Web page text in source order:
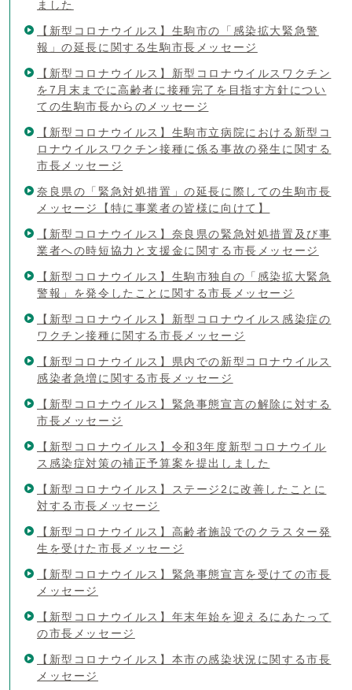
ました
【新型コロナウイルス】生駒市の「感染拡大緊急警
報」の延長に関する生駒市長メッセージ
【新型コロナウイルス】新型コロナウイルスワクチン
を7月末までに高齢者に接種完了を目指す方針につい
ての生駒市長からのメッセージ
【新型コロナウイルス】生駒市立病院における新型コ
ロナウイルスワクチン接種に係る事故の発生に関する
市長メッセージ
奈良県の「緊急対処措置」の延長に際しての生駒市長
メッセージ【特に事業者の皆様に向けて】
【新型コロナウイルス】奈良県の緊急対処措置及び事
業者への時短協力と支援金に関する市長メッセージ
【新型コロナウイルス】生駒市独自の「感染拡大緊急
警報」を発令したことに関する市長メッセージ
【新型コロナウイルス】新型コロナウイルス感染症の
ワクチン接種に関する市長メッセージ
【新型コロナウイルス】県内での新型コロナウイルス
感染者急増に関する市長メッセージ
【新型コロナウイルス】緊急事態宣言の解除に対する
市長メッセージ
【新型コロナウイルス】令和3年度新型コロナウイル
ス感染症対策の補正予算案を提出しました
【新型コロナウイルス】ステージ2に改善したことに
対する市長メッセージ
【新型コロナウイルス】高齢者施設でのクラスター発
生を受けた市長メッセージ
【新型コロナウイルス】緊急事態宣言を受けての市長
メッセージ
【新型コロナウイルス】年末年始を迎えるにあたって
の市長メッセージ
【新型コロナウイルス】本市の感染状況に関する市長
メッセージ